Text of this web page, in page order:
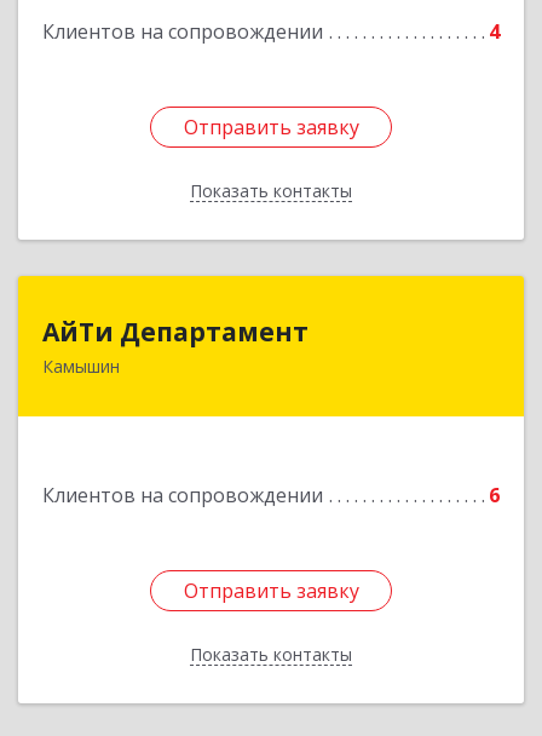
Клиентов на сопровождении 4
Отправить заявку
Показать контакты
Отправить заявку
Назад
АйТи Департамент
Камышин
Клиентов на сопровождении 6
Отправить заявку
Показать контакты
Отправить заявку
Назад